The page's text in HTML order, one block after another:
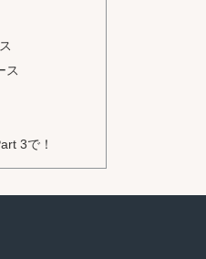
ス
3で！